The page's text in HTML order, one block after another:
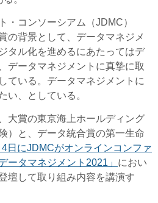
コンソーシアム（JDMC）
の背景として、データマネジメ
タル化を進めるにあたってはデ
データマネジメントに真摯に取
ている。データマネジメントに
い、としている。
大賞の東京海上ホールディング
）と、データ統合賞の第一生命
日にJDMCがオンラインコンファ
ータマネジメント2021」 におい
壇して取り組み内容を講演す